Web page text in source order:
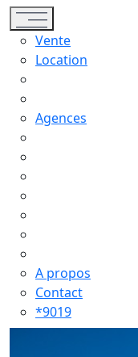
Toggle navigation
Vente
Location
Agences
A propos
Contact
*9019